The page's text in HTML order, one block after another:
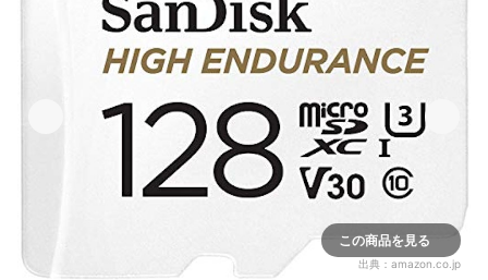
この商品を見る
出典： amazon.co.jp